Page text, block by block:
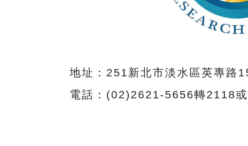
地址：251新北市淡水區英專路
電話：(02)2621-5656轉2118